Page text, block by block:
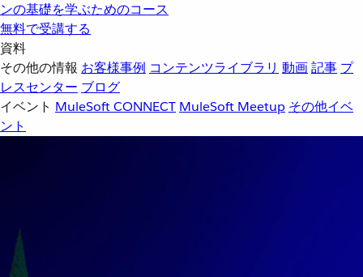
ンの基礎を学ぶためのコース
無料で受講する
資料
その他の情報 お客様事例 コンテンツライブラリ 動画記事 プ
レスセンター ブログ
イベント MuleSoft CONNECT MuleSoft Meetup その他イベ
ント